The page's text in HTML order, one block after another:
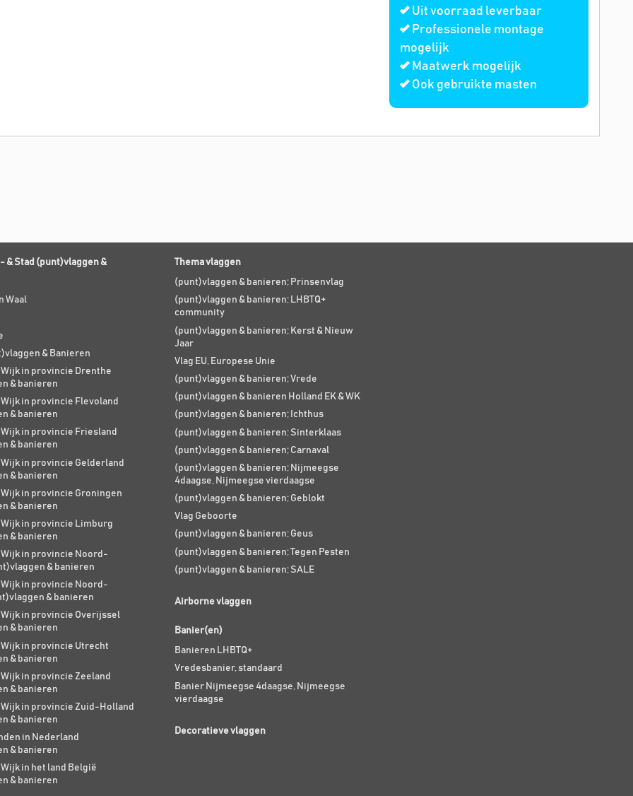
Uit voorraad leverbaar
Professionele montage
mogelijk
Maatwerk mogelijk
Ook gebruikte masten
& Stad (punt)vlaggen &
Waal
& Banieren
Wijk in provincie Drenthe
& banieren
Wijk in provincie Flevoland
& banieren
Wijk in provincie Friesland
& banieren
Wijk in provincie Gelderland
& banieren
Wijk in provincie Groningen
& banieren
Wijk in provincie Limburg
& banieren
Wijk in provincie Noord-
& banieren
Wijk in provincie Noord-
& banieren
Wijk in provincie Overijssel
& banieren
Wijk in provincie Utrecht
& banieren
Wijk in provincie Zeeland
& banieren
Wijk in provincie Zuid-Holland
& banieren
in Nederland
& banieren
Wijk in het land België
& banieren
Thema vlaggen
(punt)vlaggen & banieren; Prinsenvlag
(punt)vlaggen & banieren; LHBTQ+
community
(punt)vlaggen & banieren; Kerst & Nieuw
Jaar
Vlag EU, Europese Unie
(punt)vlaggen & banieren; Vrede
(punt)vlaggen & banieren Holland EK & WK
(punt)vlaggen & banieren; Ichthus
(punt)vlaggen & banieren; Sinterklaas
(punt)vlaggen & banieren; Carnaval
(punt)vlaggen & banieren; Nijmeegse
4daagse, Nijmeegse vierdaagse
(punt)vlaggen & banieren; Geblokt
Vlag Geboorte
(punt)vlaggen & banieren; Geus
(punt)vlaggen & banieren; Tegen Pesten
(punt)vlaggen & banieren; SALE
Airborne vlaggen
Banier(en)
Banieren LHBTQ+
Vredesbanier, standaard
Banier Nijmeegse 4daagse, Nijmeegse
vierdaagse
Decoratieve vlaggen